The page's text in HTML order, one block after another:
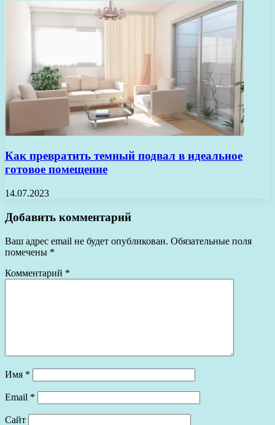
Как превратить темный подвал в идеальное
готовое помещение
14.07.2023
Добавить комментарий
Ваш адрес email не будет опубликован. Обязательные поля
помечены *
Комментарий *
Имя *
Email *
Сайт